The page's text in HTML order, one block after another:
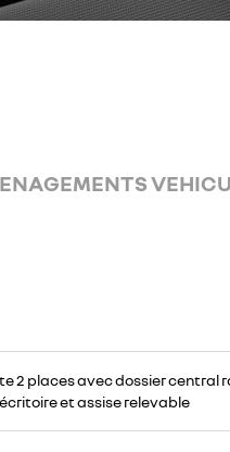
2 places avec dossier central
et assise relevable